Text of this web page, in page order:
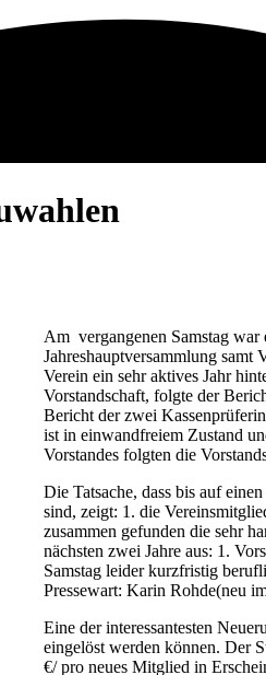
Am vergangenen Samstag
Jahreshauptversammlung samt
Verein ein sehr aktives Jahr
Vorstandschaft, folgte der
Bericht der zwei
ist in einwandfreiem Zustand
Vorstandes folgten die
Die Tatsache, dass bis auf
sind, zeigt: 1. die
zusammen gefunden die sehr
nächsten zwei Jahre aus: 1.
Samstag leider kurzfristig
Pressewart: Karin Rohde(neu
Eine der interessantesten
eingelöst werden können. Der
€/ pro neues Mitglied in